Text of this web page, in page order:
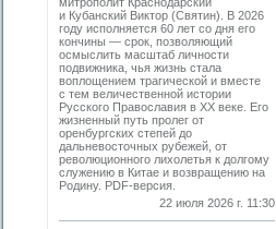
и Кубанский Виктор (Святин). В 2026
году исполняется 60 лет со дня его
кончины — срок, позволяющий
осмыслить масштаб личности
подвижника, чья жизнь стала
воплощением трагической и вместе
с тем величественной истории
Русского Православия в XX веке. Его
жизненный путь пролег от
оренбургских степей до
дальневосточных рубежей, от
революционного лихолетья к долгому
служению в Китае и возвращению на
Родину. PDF-версия.
22 июля 2026 г. 11:30